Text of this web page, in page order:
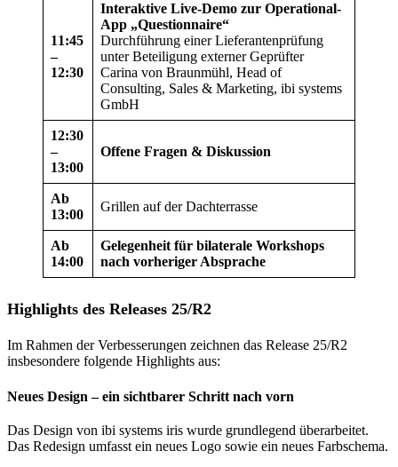
11:45
–
12:30
Interaktive Live-Demo zur Operational-
App „Questionnaire“
Durchführung einer Lieferantenprüfung
unter Beteiligung externer Geprüfter
Carina von Braunmühl, Head of
Consulting, Sales & Marketing, ibi systems
GmbH
12:30
–
13:00
Offene Fragen & Diskussion
Ab
13:00
Grillen auf der Dachterrasse
Ab
14:00
Gelegenheit für bilaterale Workshops
nach vorheriger Absprache
Highlights des Releases 25/R2
Im Rahmen der Verbesserungen zeichnen das Release 25/R2
insbesondere folgende Highlights aus:
Neues Design – ein sichtbarer Schritt nach vorn
Das Design von ibi systems iris wurde grundlegend überarbeitet.
Das Redesign umfasst ein neues Logo sowie ein neues Farbschema.